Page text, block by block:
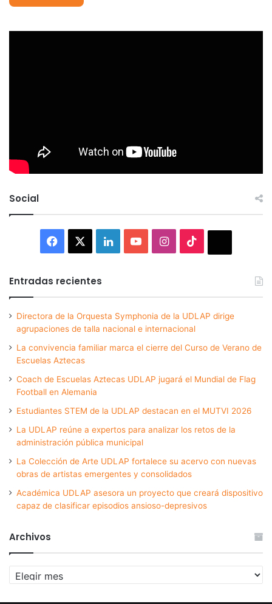
Social
Facebook LinkedInYouTubeInstagram
Entradas recientes
Directora de la Orquesta Symphonia de la UDLAP dirige
agrupaciones de talla nacional e internacional
La convivencia familiar marca el cierre del Curso de Verano de
Escuelas Aztecas
Coach de Escuelas Aztecas UDLAP jugará el Mundial de Flag
Football en Alemania
Estudiantes STEM de la UDLAP destacan en el MUTVI 2026
La UDLAP reúne a expertos para analizar los retos de la
administración pública municipal
La Colección de Arte UDLAP fortalece su acervo con nuevas
obras de artistas emergentes y consolidados
Académica UDLAP asesora un proyecto que creará dispositivo
capaz de clasificar episodios ansioso-depresivos
Archivos
Archivos